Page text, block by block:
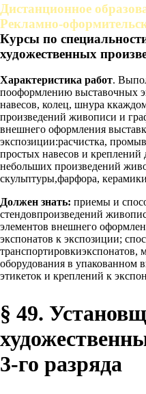
Дистанционное
Рекламно-
Курсы по
художественных
Характеристика работ.
пооформлению выставочных
навесов, колец, шнура
произведений живописи и
внешнего оформления
экспозиции:расчистка,
простых навесов и креплений
небольших произведений
скульптуры,фарфора,
Должен знать: приемы и
стендовпроизведений
элементов внешнего
экспонатов к экспозиции;
транспортировкиэкспонатов,
оборудования в упакованном
этикеток и креплений к
§ 49.
3-го разряда